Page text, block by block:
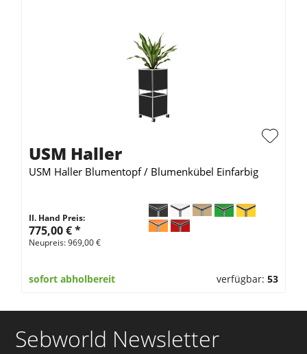
USM Haller
USM Haller Blumentopf / Blumenkübel Einfarbig
II. Hand Preis:
775,00 €*
Neupreis: 969,00 €
sofort abholbereit verfügbar: 53
Sebworld Newsletter